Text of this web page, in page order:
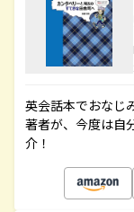
英会話本でおなじ
著者が、今度は自
介！